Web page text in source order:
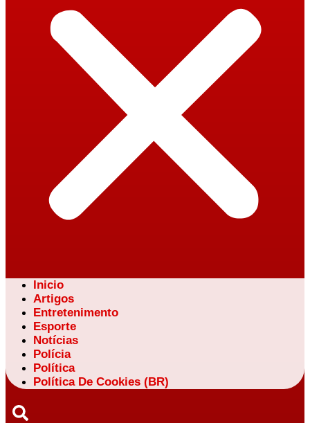
Inicio
Artigos
Entretenimento
Esporte
Notícias
Polícia
Política
Política De Cookies (BR)